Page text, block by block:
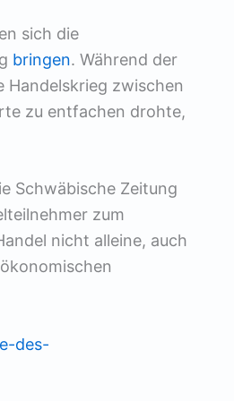
sich die
bringen. Während der
zwischen
zu entfachen drohte,
Schwäbische Zeitung
zum
nicht alleine, auch
des-